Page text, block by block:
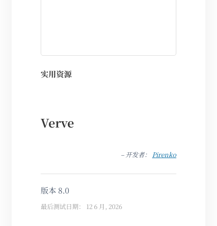
实用资源
Verve
– 开发者： Pirenko
版本 8.0
最后测试日期： 12 6 月, 2026